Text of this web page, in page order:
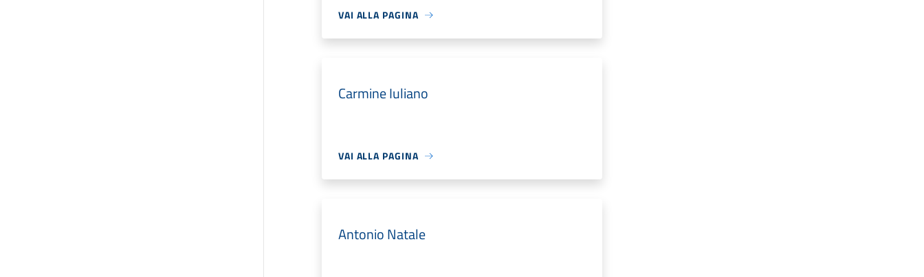
VAI ALLA PAGINA
Carmine Iuliano
VAI ALLA PAGINA
Antonio Natale